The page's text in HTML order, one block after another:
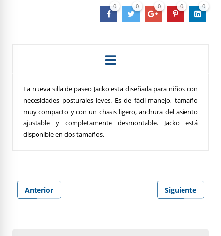
0 0 0 0 0
La nueva silla de paseo Jacko esta diseñada para niños con
necesidades posturales leves. Es de fácil manejo, tamaño
muy compacto y con un chasis ligero, anchura del asiento
ajustable y completamente desmontable. Jacko está
disponible en dos tamaños.
Anterior Siguiente